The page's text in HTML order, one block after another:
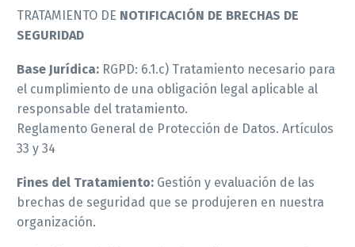
TRATAMIENTO DE NOTIFICACIÓN DE BRECHAS DE
SEGURIDAD
Base Jurídica: RGPD: 6.1.c) Tratamiento necesario para
el cumplimiento de una obligación legal aplicable al
responsable del tratamiento.
Reglamento General de Protección de Datos. Artículos
33 y 34
Fines del Tratamiento: Gestión y evaluación de las
brechas de seguridad que se produjeren en nuestra
organización.